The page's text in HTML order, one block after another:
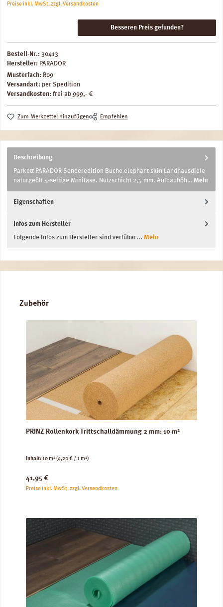
Preise inkl. MwSt. zzgl. Versandkosten
Besseren Preis gefunden?
Bestell-Nr.: 30413
Hersteller: PARADOR
Musterfach: R09
Versandart: per Spedition
Versandkosten: frei ab 999,- €
Zum Merkzettel hinzufügen Empfehlen
Beschreibung
Parkett PARADOR Sonderedition Buche elephant skin Landhausdiele
naturgeölt 4-seitige Minifase. Nutzschicht 2,5 mm. Aufbauhöh… Mehr
Eigenschaften
Infos zum Hersteller
Folgende Infos zum Hersteller sind verfübar... Mehr
Produktgalerie überspringen
Zubehör
PRINZ Rollenkork Trittschalldämmung 2 mm: 10 m²
Inhalt:10 m²(4,20 € / 1 m²)
Regulärer Preis:
41,95 €
Preise inkl. MwSt. zzgl. Versandkosten